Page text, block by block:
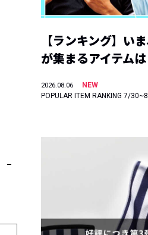
【ランキング】い
が集まるアイテム
2026.08.06
NEW
POPULAR ITEM RANKING 7/